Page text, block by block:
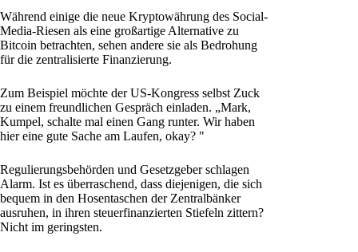
Während einige die neue Kryptowährung des Social-
Media-Riesen als eine großartige Alternative zu
Bitcoin betrachten, sehen andere sie als Bedrohung
für die zentralisierte Finanzierung.
Zum Beispiel möchte der US-Kongress selbst Zuck
zu einem freundlichen Gespräch einladen. „Mark,
Kumpel, schalte mal einen Gang runter. Wir haben
hier eine gute Sache am Laufen, okay? "
Regulierungsbehörden und Gesetzgeber schlagen
Alarm. Ist es überraschend, dass diejenigen, die sich
bequem in den Hosentaschen der Zentralbänker
ausruhen, in ihren steuerfinanzierten Stiefeln zittern?
Nicht im geringsten.